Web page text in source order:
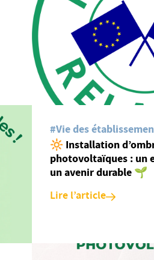
#Vie des
🔆 Installation
photovoltaïques : un
un avenir durable 🌱
Lire l’article